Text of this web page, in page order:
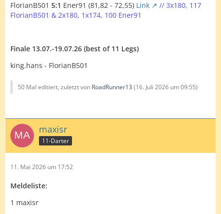
FlorianB501 5:1 Ener91 (81,82 - 72,55) Link
// 3x180, 117
FlorianB501 & 2x180, 1x174, 100 Ener91
Finale 13.07.-19.07.26 (best of 11 Legs)
king.hans - FlorianB501
50 Mal editiert, zuletzt von RoadRunner13 (16. Juli 2026 um 09:55)
maxisr
11-Darter
11. Mai 2026 um 17:52
Meldeliste:
1 maxisr